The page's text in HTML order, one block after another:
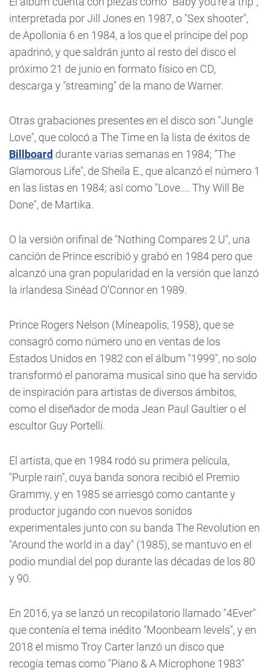
interpretada por Jill Jones en 1987, o "Sex shooter",
de Apollonia 6 en 1984, a los que el príncipe del pop
apadrinó, y que saldrán junto al resto del disco el
próximo 21 de junio en formato físico en CD,
descarga y "streaming" de la mano de Warner.
Otras grabaciones presentes en el disco son "Jungle
Love", que colocó a The Time en la lista de éxitos de
Billboard durante varias semanas en 1984; "The
Glamorous Life", de Sheila E., que alcanzó el número 1
en las listas en 1984; así como "Love.... Thy Will Be
Done", de Martika.
O la versión orifinal de "Nothing Compares 2 U", una
canción de Prince escribió y grabó en 1984 pero que
alcanzó una gran popularidad en la versión que lanzó
la irlandesa Sinéad O'Connor en 1989.
Prince Rogers Nelson (Mineapolis, 1958), que se
consagró como número uno en ventas de los
Estados Unidos en 1982 con el álbum "1999", no solo
transformó el panorama musical sino que ha servido
de inspiración para artistas de diversos ámbitos,
como el diseñador de moda Jean Paul Gaultier o el
escultor Guy Portelli.
El artista, que en 1984 rodó su primera película,
"Purple rain", cuya banda sonora recibió el Premio
Grammy, y en 1985 se arriesgó como cantante y
productor jugando con nuevos sonidos
experimentales junto con su banda The Revolution en
"Around the world in a day" (1985), se mantuvo en el
podio mundial del pop durante las décadas de los 80
y 90.
En 2016, ya se lanzó un recopilatorio llamado "4Ever"
que contenía el tema inédito "Moonbeam levels", y en
2018 el mismo Troy Carter lanzó un disco que
recogía temas como "Piano & A Microphone 1983"